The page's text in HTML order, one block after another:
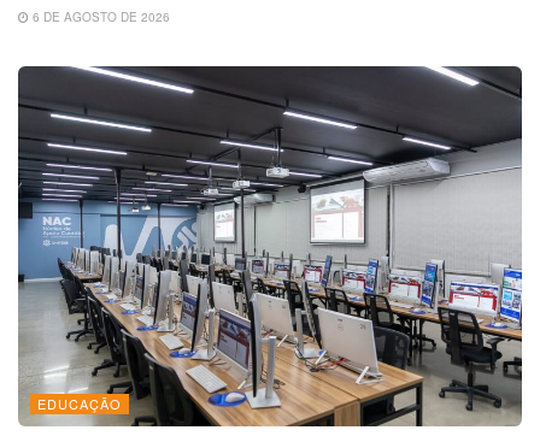
6 DE AGOSTO DE 2026
EDUCAÇÃO